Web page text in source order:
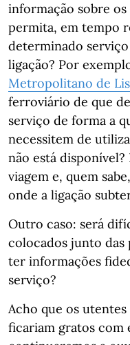
informação sobre
permita, em tempo
determinado
ligação? Por
Metropolitano de
ferroviário de que
serviço de forma a
necessitem de
não está
viagem e, quem
onde a ligação
Outro caso: será
colocados junto das
ter informações
serviço?
Acho que os
ficariam gratos com